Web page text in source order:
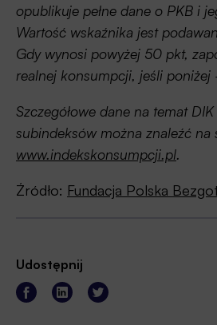
opublikuje pełne dane o PKB i
Wartość wskaźnika jest
Gdy wynosi powyżej 50 pkt,
realnej konsumpcji, jeśli
Szczegółowe dane na temat
subindeksów można znaleźć na
www.indekskonsumpcji.pl.
Źródło: Fundacja Polska
Udostępnij